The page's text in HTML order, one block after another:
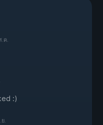
.ค.
:)
ย.